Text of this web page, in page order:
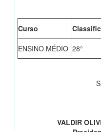
Curso
ENSINO MÉDIO 28°
VALDIR